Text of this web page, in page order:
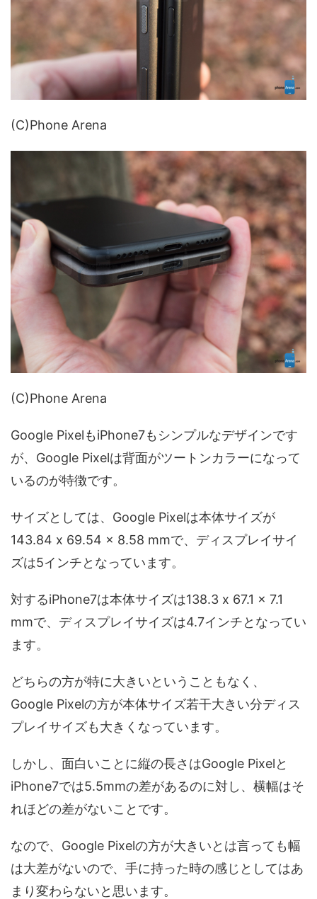
(C)Phone Arena
(C)Phone Arena
Google PixelもiPhone7もシンプルなデザインです
が、Google Pixelは背面がツートンカラーになって
いるのが特徴です。
サイズとしては、Google Pixelは本体サイズが
143.84 x 69.54 x 8.58 mmで、ディスプレイサイ
ズは5インチとなっています。
対するiPhone7は本体サイズは138.3 x 67.1 x 7.1
mmで、ディスプレイサイズは4.7インチとなってい
ます。
どちらの方が特に大きいということもなく、
Google Pixelの方が本体サイズ若干大きい分ディス
プレイサイズも大きくなっています。
しかし、面白いことに縦の長さはGoogle Pixelと
iPhone7では5.5mmの差があるのに対し、横幅はそ
れほどの差がないことです。
なので、Google Pixelの方が大きいとは言っても幅
は大差がないので、手に持った時の感じとしてはあ
まり変わらないと思います。